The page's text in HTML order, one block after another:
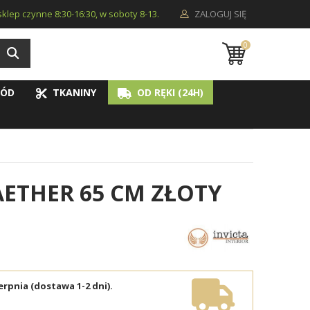
ZALOGUJ SIĘ
czynne 8:30-16:30, w soboty 8-13.
0
TKANINY
OD RĘKI (24H)
65 CM ZŁOTY
(dostawa 1-2 dni).